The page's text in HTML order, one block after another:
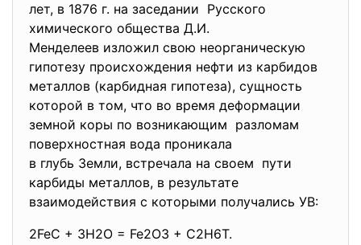
лет, в 1876 г. на заседании Русского
химического общества Д.И.
Менделеев изложил свою неорганическую
гипотезу происхождения нефти из карбидов
металлов (карбидная гипотеза), сущность
которой в том, что во время деформации
земной коры по возникающим разломам
поверхностная вода проникала
в глубь Земли, встречала на своем пути
карбиды металлов, в результате
взаимодействия с которыми получались УВ:
2FeC + 3H2O = Fe2O3 + C2H6T.